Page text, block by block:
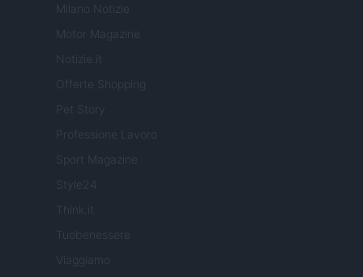
Milano Notizie
Motor Magazine
Notizie.it
Offerte Shopping
Pet Story
Professione Lavoro
Sport Magazine
Style24
Tuobenessere
Viaggiamo